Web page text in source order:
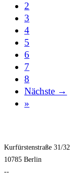
2
3
4
5
6
7
8
Nächste →
»
Kurfürstenstraße 31/32
10785 Berlin
--